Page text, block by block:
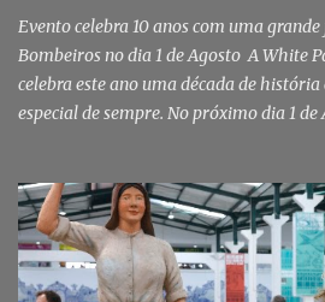
de um edifício público. Apanhado em
Evento celebra 10 anos com uma
Bombeiros no dia 1 de Agosto A White
celebra este ano uma década de
especial de sempre. No próximo dia 1 de
que parte das receitas reverterá para a
dos Bombeiros Voluntários do Pinhal
comunitário que sempre distinguiu este
essencial da festa de 1 de Agosto no